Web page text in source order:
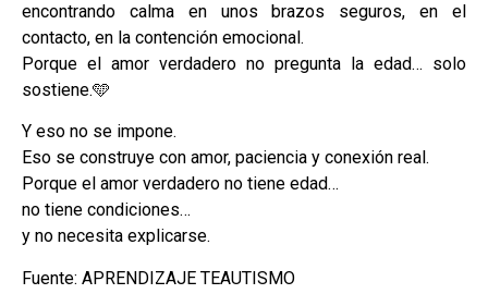
encontrando calma en unos brazos seguros, en el
contacto, en la contención emocional.
Porque el amor verdadero no pregunta la edad… solo
sostiene.🩵
Y eso no se impone.
Eso se construye con amor, paciencia y conexión real.
Porque el amor verdadero no tiene edad…
no tiene condiciones…
y no necesita explicarse.
Fuente: APRENDIZAJE TEAUTISMO